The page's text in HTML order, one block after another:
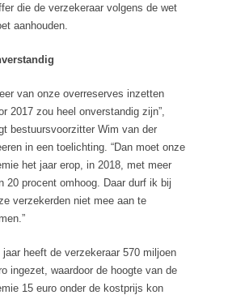
die de verzekeraar volgens de wet
aanhouden.
van onze overreserves inzetten
2017 zou heel onverstandig zijn”,
bestuursvoorzitter Wim van der
in een toelichting. “Dan moet onze
het jaar erop, in 2018, met meer
20 procent omhoog. Daar durf ik bij
verzekerden niet mee aan te
jaar heeft de verzekeraar 570 miljoen
ingezet, waardoor de hoogte van de
15 euro onder de kostprijs kon